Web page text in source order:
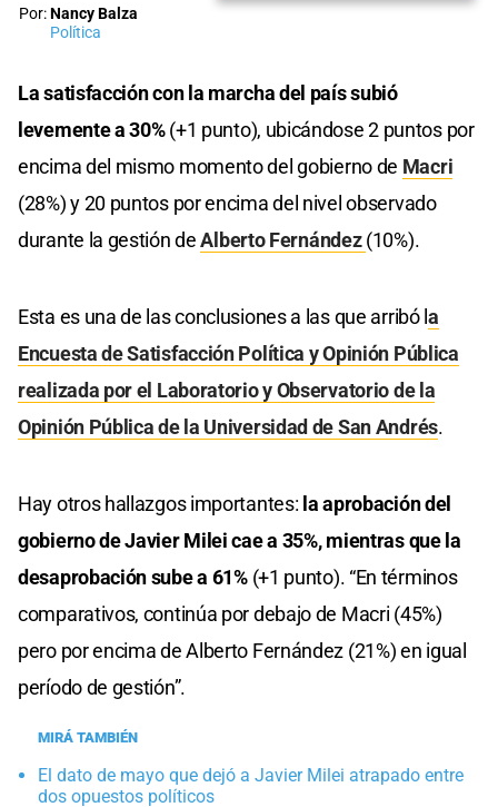
Por:Nancy Balza
Política
La satisfacción con la marcha del país subió
levemente a 30%(+1 punto), ubicándose 2 puntos por
encima del mismo momento del gobierno de Macri
(28%) y 20 puntos por encima del nivel observado
durante la gestión deAlberto Fernández(10%).
Esta es una de las conclusiones a las que arribó la
Encuesta de Satisfacción Política y Opinión Pública
realizada por el Laboratorio y Observatorio de la
Opinión Pública de la Universidad de San Andrés.
Hay otros hallazgos importantes: la aprobación del
gobierno de Javier Milei cae a 35%, mientras que la
desaprobación sube a 61%(+1 punto). “En términos
comparativos, continúa por debajo de Macri (45%)
pero por encima de Alberto Fernández (21%) en igual
período de gestión”.
MIRÁ TAMBIÉN
El dato de mayo que dejó a Javier Milei atrapado entre
dos opuestos políticos